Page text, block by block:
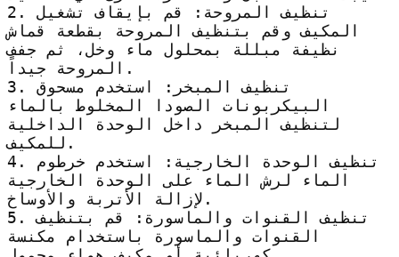
2. تنظيف المروحة: قم بإيقاف تشغيل
المكيف وقم بتنظيف المروحة بقطعة قماش
نظيفة مبللة بمحلول ماء وخل، ثم جفف
المروحة جيداً.
3. تنظيف المبخر: استخدم مسحوق
البيكربونات الصودا المخلوط بالماء
لتنظيف المبخر داخل الوحدة الداخلية
للمكيف.
4. تنظيف الوحدة الخارجية: استخدم خرطوم
الماء لرش الماء على الوحدة الخارجية
لإزالة الأتربة والأوساخ.
5. تنظيف القنوات والماسورة: قم بتنظيف
القنوات والماسورة باستخدام مكنسة